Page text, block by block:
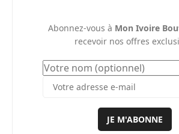
Abonnez-vous à Mon Ivoire
recevoir nos offres
JE M'ABONNE